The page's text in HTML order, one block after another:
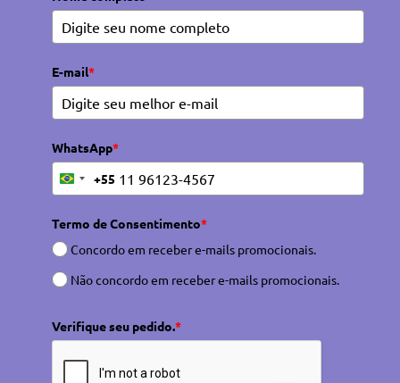
E-mail*
WhatsApp*
Brazil+55
Termo de Consentimento*
Concordo em receber e-mails promocionais.
Não concordo em receber e-mails promocionais.
Verifique seu pedido.*